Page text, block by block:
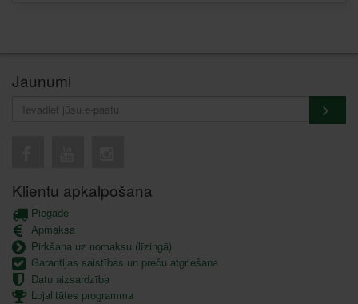
Jaunumi
Klientu apkalpošana
Piegāde
Apmaksa
Pirkšana uz nomaksu (līzingā)
Garantijas saistības un preču atgriešana
Datu aizsardzība
Lojalitātes programma